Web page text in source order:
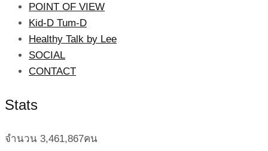
POINT OF VIEW
Kid-D Tum-D
Healthy Talk by Lee
SOCIAL
CONTACT
Stats
จำนวน 3,461,867คน